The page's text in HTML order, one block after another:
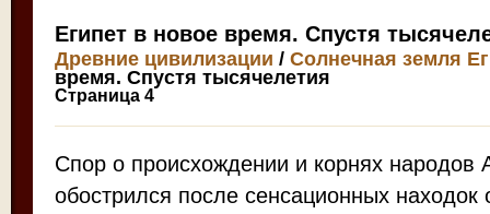
Египет в новое время. Спустя
Древние цивилизации / Солнечная земля
время. Спустя тысячелетия
Страница 4
Спор о происхождении и корнях народов
обострился после сенсационных находок